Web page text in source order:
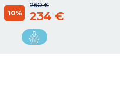
260 €
10% 234 €